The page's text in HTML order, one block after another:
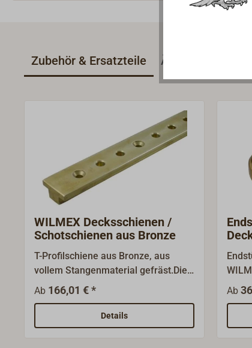
Zubehör & Ersatzteile Ähnliche Produkte
WILMEX Decksschienen /
Schotschienen aus Bronze
T-Profilschiene aus Bronze, aus
vollem Stangenmaterial gefräst.Die
sichtbaren Flächen der Schienen
sind sauber poliert.Gebohrt im
Rastermaß 25 mm, mit
Sackbohrungen für Rutscherstopps,
Ab 166,01 € *
Details
Ab